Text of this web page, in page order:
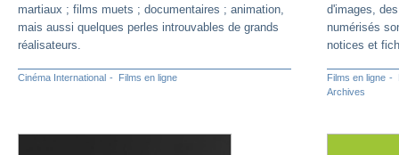
martiaux ; films muets ; documentaires ; animation,
mais aussi quelques perles introuvables de grands
réalisateurs.
Cinéma International Films en ligne
d'images,
numérisés
notices et
Films en ligne
Archives